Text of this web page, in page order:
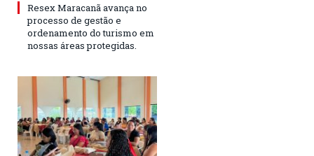
Resex Maracanã avança no
processo de gestão e
ordenamento do turismo em
nossas áreas protegidas.